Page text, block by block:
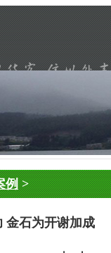
例>
金石为开谢加成